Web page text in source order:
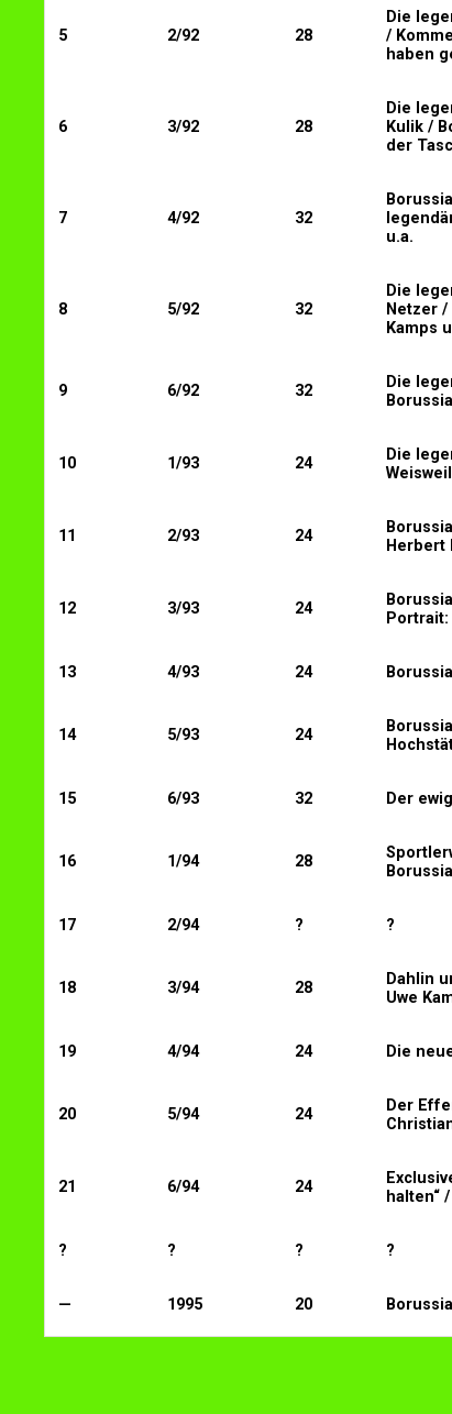
5 2/92 28
Die
/
haben
6 3/92 28
Die
Kulik /
der
7 4/92 32
u.a.
8 5/92 32
Die
Netzer
Kamps
9 6/92 32
Die
10 1/93 24
Die
11 2/93 24
Herbert
12 3/93 24
13 4/93 24
14 5/93 24
15 6/93 32 Der
16 1/94 28
17 2/94 ? ?
18 3/94 28
Dahlin
Uwe
19 4/94 24 Die
20 5/94 24
Der
21 6/94 24
halten“
? ? ? ?
— 1995 20